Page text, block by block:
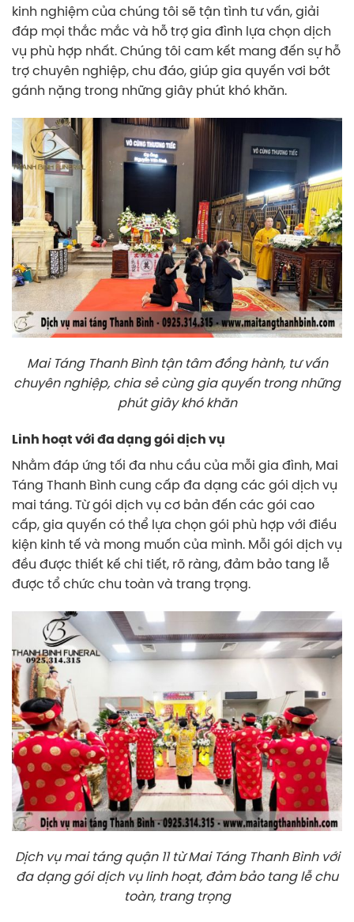
kinh nghiệm của chúng tôi sẽ tận tình tư vấn, giải
đáp mọi thắc mắc và hỗ trợ gia đình lựa chọn dịch
vụ phù hợp nhất. Chúng tôi cam kết mang đến sự hỗ
trợ chuyên nghiệp, chu đáo, giúp gia quyến vơi bớt
gánh nặng trong những giây phút khó khăn.
Mai Táng Thanh Bình tận tâm đồng hành, tư vấn
chuyên nghiệp, chia sẻ cùng gia quyến trong những
phút giây khó khăn
Linh hoạt với đa dạng gói dịch vụ
Nhằm đáp ứng tối đa nhu cầu của mỗi gia đình, Mai
Táng Thanh Bình cung cấp đa dạng các gói dịch vụ
mai táng. Từ gói dịch vụ cơ bản đến các gói cao
cấp, gia quyến có thể lựa chọn gói phù hợp với điều
kiện kinh tế và mong muốn của mình. Mỗi gói dịch vụ
đều được thiết kế chi tiết, rõ ràng, đảm bảo tang lễ
được tổ chức chu toàn và trang trọng.
Dịch vụ mai táng quận 11 từ Mai Táng Thanh Bình với
đa dạng gói dịch vụ linh hoạt, đảm bảo tang lễ chu
toàn, trang trọng